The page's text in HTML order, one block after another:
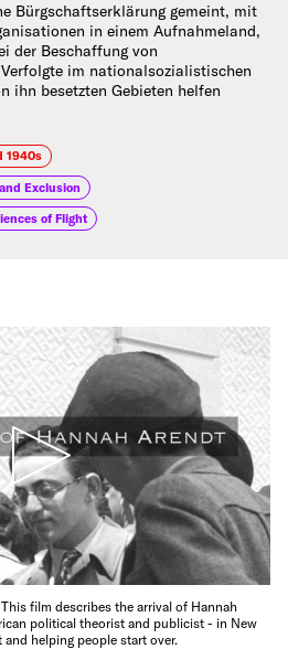
Bürgschaftserklärung gemeint, mit
in einem Aufnahmeland,
der Beschaffung von
im nationalsozialistischen
ihn besetzten Gebieten helfen
1940s
Exclusion
of Flight
This film describes the arrival of Hannah
political theorist and publicist - in New
helping people start over.